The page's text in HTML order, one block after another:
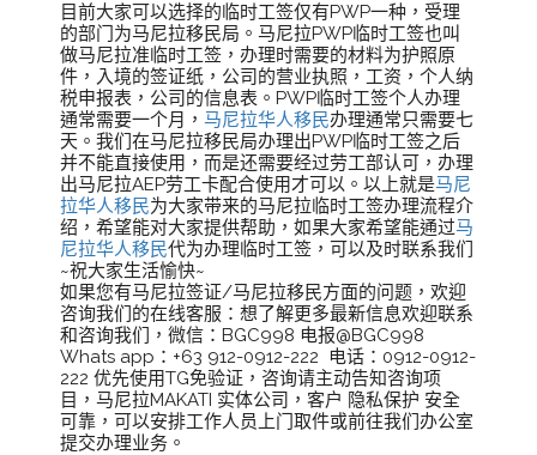
目前大家可以选择的临时工签仅有PWP一种，受理
的部门为马尼拉移民局。马尼拉PWP临时工签也叫
做马尼拉准临时工签，办理时需要的材料为护照原
件，入境的签证纸，公司的营业执照，工资，个人纳
税申报表，公司的信息表。PWP临时工签个人办理
通常需要一个月，马尼拉华人移民办理通常只需要七
天。我们在马尼拉移民局办理出PWP临时工签之后
并不能直接使用，而是还需要经过劳工部认可，办理
出马尼拉AEP劳工卡配合使用才可以。以上就是马尼
拉华人移民为大家带来的马尼拉临时工签办理流程介
绍，希望能对大家提供帮助，如果大家希望能通过马
尼拉华人移民代为办理临时工签，可以及时联系我们
~祝大家生活愉快~
如果您有马尼拉签证/马尼拉移民方面的问题，欢迎
咨询我们的在线客服：想了解更多最新信息欢迎联系
和咨询我们，微信：BGC998 电报@BGC998
Whats app：+63 912-0912-222 电话：0912-0912-
222 优先使用TG免验证，咨询请主动告知咨询项
目，马尼拉MAKATI 实体公司，客户 隐私保护 安全
可靠，可以安排工作人员上门取件或前往我们办公室
提交办理业务。